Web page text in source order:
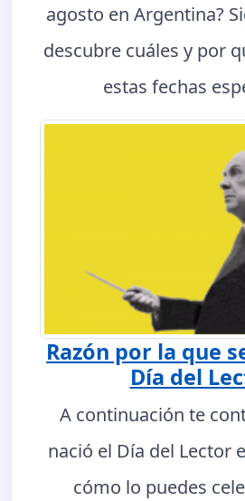
agosto en Argentina?
descubre cuáles y por
estas fechas
Razón por la que
Día del
A continuación te
nació el Día del Lector
cómo lo puedes